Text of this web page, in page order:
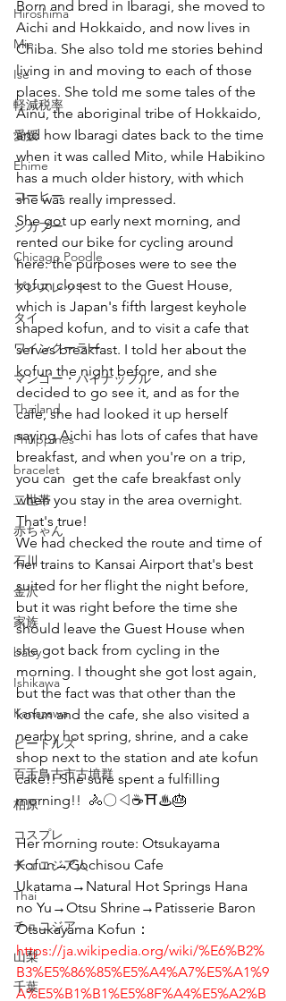
Hiroshima
Mie
Ise
軽減税率
愛媛
Ehime
コーヒー
シカプー
Chicago Poodle
ブレスレット
タイ
ワインクーラー
マンゴー・パイナップル
Thailand
Philippines
bracelet
二世帯
赤ちゃん
石川
金沢
家族
baby
Ishikawa
Kanazawa
ビートルズ
百舌鳥古市古墳群
柏原
コスプレ
チュニジア人
Thai
チュニジア
山梨
千葉
Born and bred in Ibaragi, she moved to
Aichi and Hokkaido, and now lives in
Chiba. She also told me stories behind
living in and moving to each of those
places. She told me some tales of the
Ainu, the aboriginal tribe of Hokkaido,
and how Ibaragi dates back to the time
when it was called Mito, while Habikino
has a much older history, with which
she was really impressed.
She got up early next morning, and
rented our bike for cycling around
here: the purposes were to see the
kofun closest to the Guest House,
which is Japan's fifth largest keyhole
shaped kofun, and to visit a cafe that
serves breakfast. I told her about the
kofun the night before, and she
decided to go see it, and as for the
cafe, she had looked it up herself
saying Aichi has lots of cafes that have
breakfast, and when you're on a trip,
you can  get the cafe breakfast only
when you stay in the area overnight.
That's true!
We had checked the route and time of
her trains to Kansai Airport that's best
suited for her flight the night before,
but it was right before the time she
should leave the Guest House when
she got back from cycling in the
morning. I thought she got lost again,
but the fact was that other than the
kofun and the cafe, she also visited a
nearby hot spring, shrine, and a cake
shop next to the station and ate kofun
cake!! She sure spent a fulfilling
morning!!  🚴〇◁☕⛩♨🎂
Her morning route: Otsukayama
Kofun→Gochisou Cafe
Ukatama→Natural Hot Springs Hana
no Yu→Otsu Shrine→Patisserie Baron
Otsukayama Kofun ：
https://ja.wikipedia.org/wiki/%E6%B2%
B3%E5%86%85%E5%A4%A7%E5%A1%9
A%E5%B1%B1%E5%8F%A4%E5%A2%B